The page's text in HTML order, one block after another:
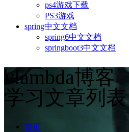
ps4游戏下载
PS3游戏
spring中文文档
spring6中文文档
springboot3中文文档
vlambda博客
学习文章列表
首页